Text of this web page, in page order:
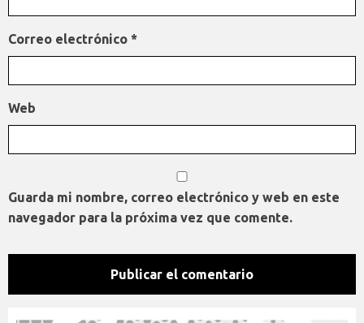
Correo electrónico *
Web
Guarda mi nombre, correo electrónico y web en este
navegador para la próxima vez que comente.